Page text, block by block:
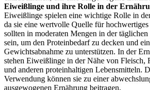
Eiweißlinge und ihre Rolle in der
Eiweißlinge spielen eine wichtige Rolle in
da sie eine wertvolle Quelle für
sollten in moderaten Mengen in der
sein, um den Proteinbedarf zu decken und
Gewichtsabnahme zu unterstützen. In der
stehen Eiweißlinge in der Nähe von Fleisch,
und anderen proteinhaltigen Lebensmitteln.
Verwendung können sie zu einer
ausgewogenen Ernährung beitragen.